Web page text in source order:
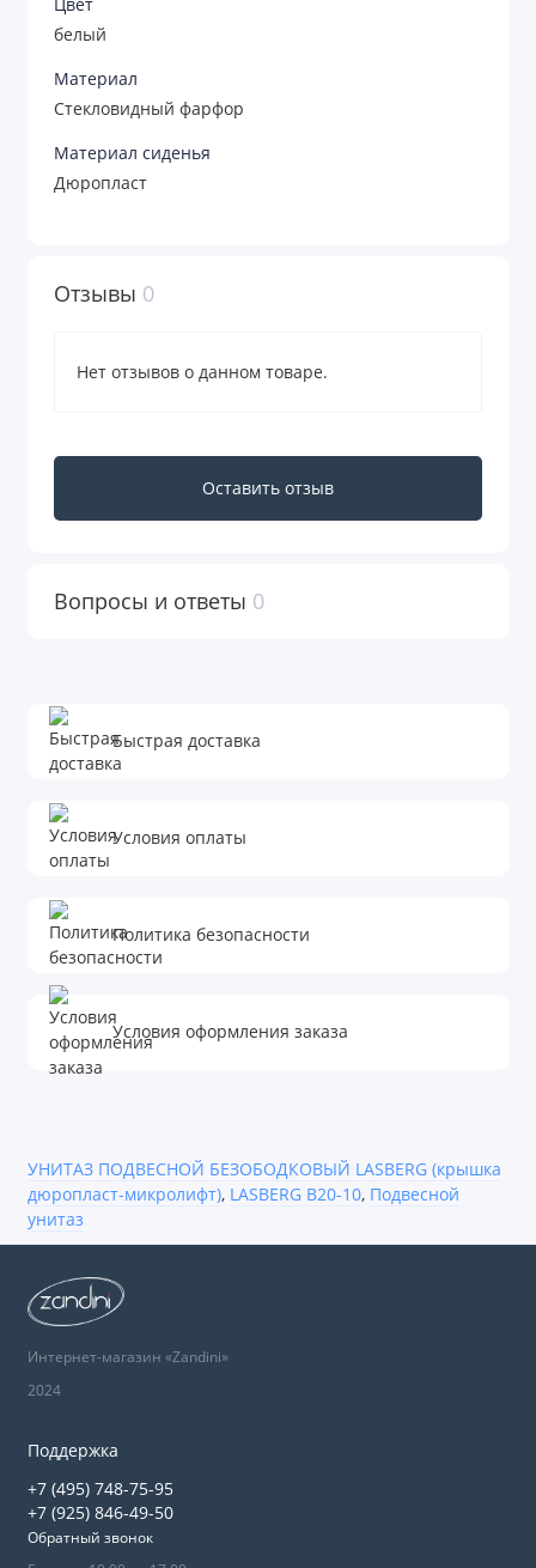
белый
Материал
Стекловидный фарфор
Материал сиденья
Дюропласт
Отзывы 0
Нет отзывов о данном товаре.
Оставить отзыв
Вопросы и ответы 0
Быстрая доставка
Условия оплаты
Политика безопасности
Условия оформления заказа
УНИТАЗ ПОДВЕСНОЙ БЕЗОБОДКОВЫЙ LASBERG (крышка
дюропласт-микролифт), LASBERG B20-10, Подвесной
унитаз
Интернет-магазин «Zandini»
2024
Поддержка
+7 (495) 748-75-95
+7 (925) 846-49-50
Обратный звонок